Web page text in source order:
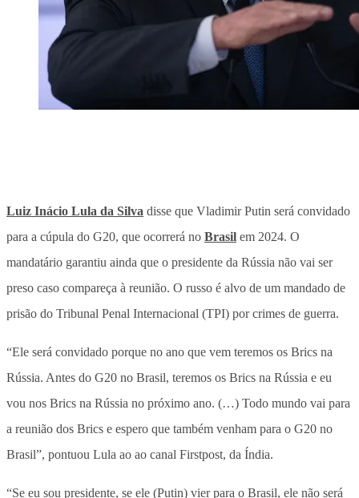
Luiz Inácio Lula da Silva disse que Vladimir Putin será convidado
para a cúpula do G20, que ocorrerá no Brasil em 2024. O
mandatário garantiu ainda que o presidente da Rússia não vai ser
preso caso compareça à reunião. O russo é alvo de um mandado de
prisão do Tribunal Penal Internacional (TPI) por crimes de guerra.
“Ele será convidado porque no ano que vem teremos os Brics na
Rússia. Antes do G20 no Brasil, teremos os Brics na Rússia e eu
vou nos Brics na Rússia no próximo ano. (…) Todo mundo vai para
a reunião dos Brics e espero que também venham para o G20 no
Brasil”, pontuou Lula ao ao canal Firstpost, da Índia.
“Se eu sou presidente, se ele (Putin) vier para o Brasil, ele não será